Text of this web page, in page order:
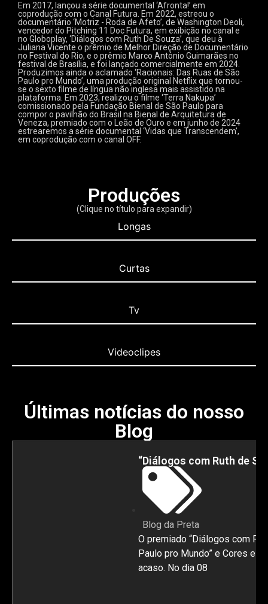
Em 2017, lançou a série documental ‘Afronta!’ em
coprodução com o Canal Futura. Em 2022, estreou o
documentário ‘Motriz - Roda de Afeto’, de Washington Deoli,
vencedor do Pitching 11 Doc Futura, em exibição no canal e
no Globoplay, ‘Diálogos com Ruth De Souza’, que deu à
Juliana Vicente o prêmio de Melhor Direção de Documentário
no Festival do Rio, e o prêmio Marco Antônio Guimarães no
festival de Brasília, e foi lançado comercialmente em 2024.
Produzimos ainda o aclamado ‘Racionais: Das Ruas de São
Paulo pro Mundo’, uma produção original Netflix que tornou-
se o sexto filme de língua não inglesa mais assistido na
plataforma. Em 2023, realizou o filme ‘Terra Nakupa’
comissionado pela Fundação Bienal de São Paulo para
compor o pavilhão do Brasil na Bienal de Arquitetura de
Veneza, premiado com o Leão de Ouro e em junho de 2024
estrearemos a série documental ‘Vidas que Transcendem’,
em coprodução com o canal OFF.
Produções
(Clique no título para expandir)
Longas
Curtas
Tv
Videoclipes
Últimas notícias do nosso
Blog
“Diálogos com Ruth de
Blog da Preta
O premiado “Diálogos com
Paulo pro Mundo” e Cores e
acaso. No dia 08